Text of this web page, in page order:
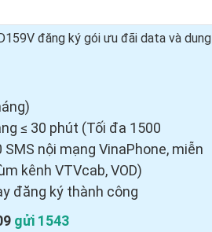
đăng ký gói ưu đãi data và dung
≤ 30 phút (Tối đa 1500
nội mạng VinaPhone, miễn
kênh VTVcab, VOD)
đăng ký thành công
gửi 1543